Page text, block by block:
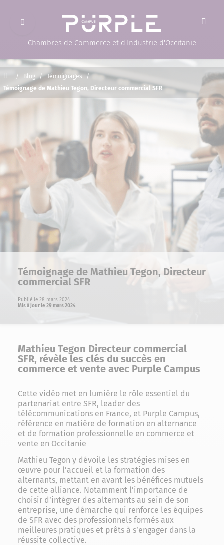
Ouvrir le menu
Chambres de Commerce et d'Industrie d'Occitanie
Accueil
/ Blog / Témoignages /
Témoignage de Mathieu Tegon, Directeur commercial SFR
Témoignage de Mathieu Tegon, Directeur
commercial SFR
Publié le 28 mars 2024
Mis à jour le 29 mars 2024
Mathieu Tegon Directeur commercial
SFR, révèle les clés du succès en
commerce et vente avec Purple Campus
Cette vidéo met en lumière le rôle essentiel du
partenariat entre SFR, leader des
télécommunications en France, et Purple Campus,
référence en matière de formation en alternance
et de formation professionnelle en commerce et
vente en Occitanie
Mathieu Tegon y dévoile les stratégies mises en
œuvre pour l’accueil et la formation des
alternants, mettant en avant les bénéfices mutuels
de cette alliance. Notamment l’importance de
choisir d’intégrer des alternants au sein de son
entreprise, une démarche qui renforce les équipes
de SFR avec des professionnels formés aux
meilleures pratiques et prêts à s’engager dans la
réussite collective.